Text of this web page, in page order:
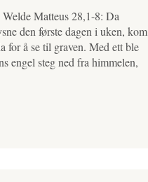
Matteus 28,1-8: Da
den første dagen i uken, kom
for å se til graven. Med ett ble
engel steg ned fra himmelen,